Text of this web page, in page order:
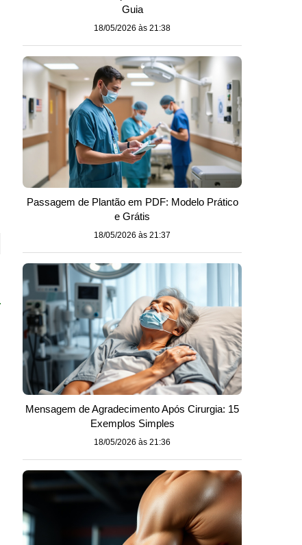
Guia
18/05/2026 às 21:38
Passagem de Plantão em PDF: Modelo Prático
e Grátis
18/05/2026 às 21:37
Mensagem de Agradecimento Após Cirurgia: 15
Exemplos Simples
18/05/2026 às 21:36